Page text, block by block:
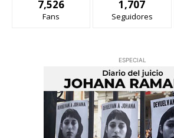
7,526
Fans
1,707
Seguidores
ESPECIAL